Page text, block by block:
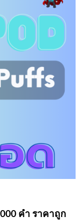
คำ ราคาถูก